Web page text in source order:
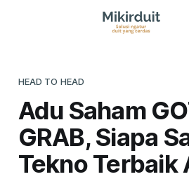
HEAD TO HEAD
Adu Saham
GRAB, Siapa
Tekno Terbaik